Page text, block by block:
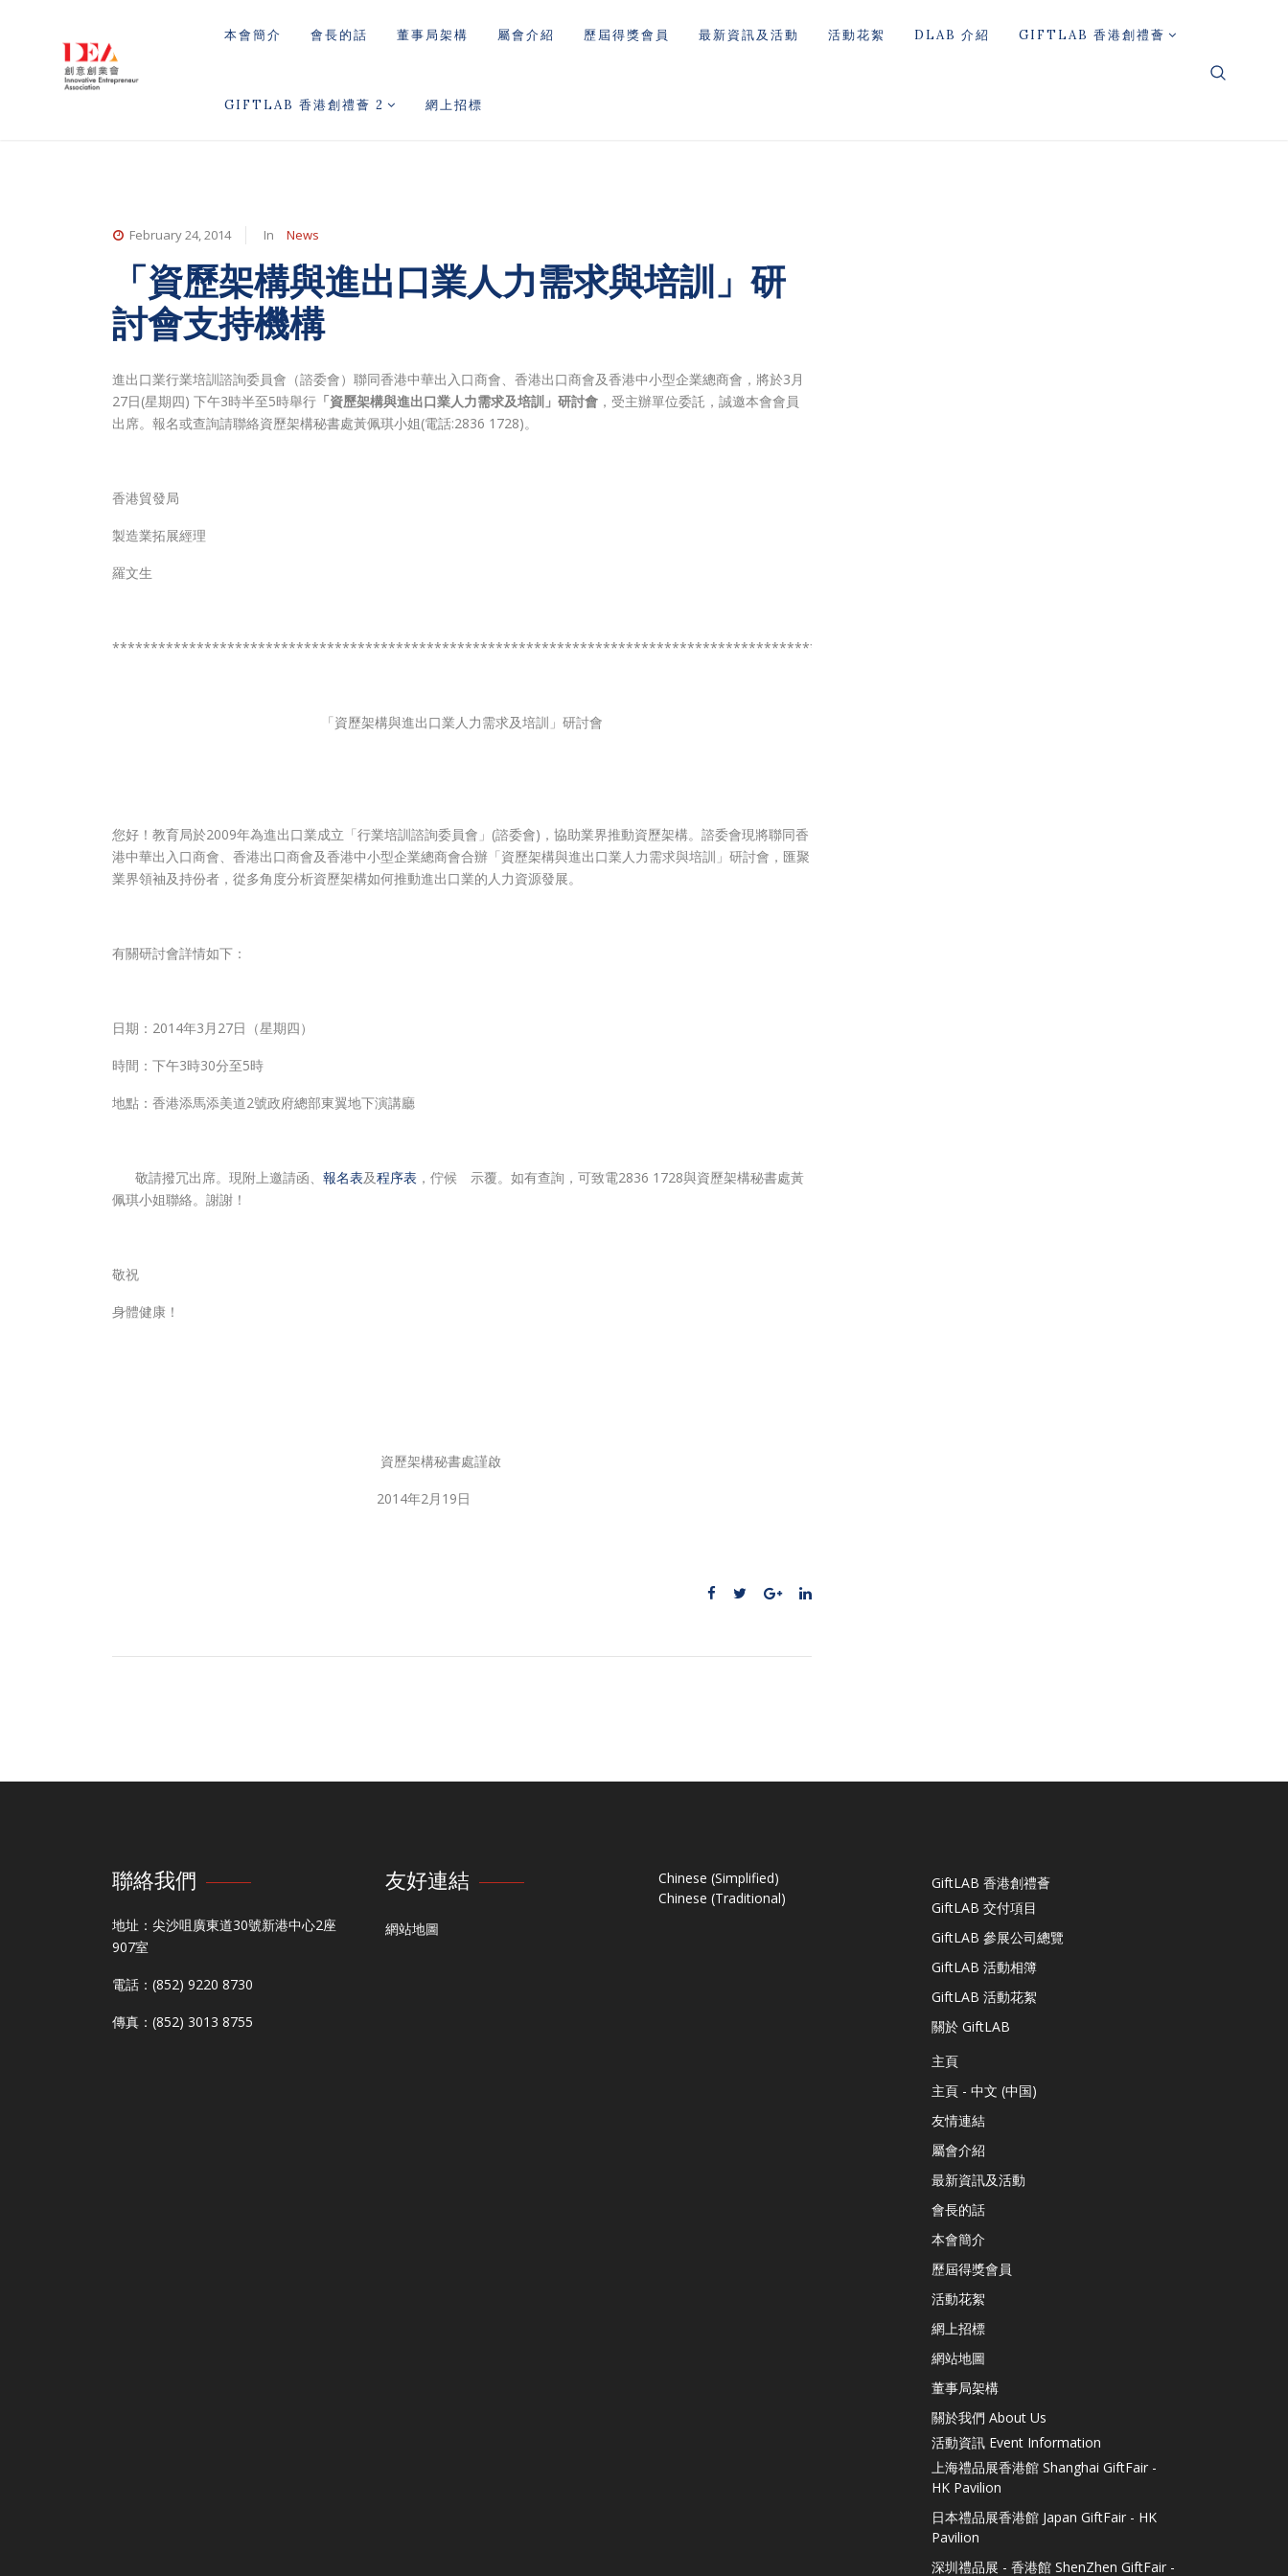
本會簡介 會長的話 董事局架構 屬會介紹 歷屆得獎會員 最新資訊及活動 活動花絮 DLAB 介紹 GIFTLAB 香港創禮薈
GIFTLAB 香港創禮薈 2 網上招標
February 24, 2014 In News
「資歷架構與進出口業人力需求與培訓」研
討會支持機構
進出口業行業培訓諮詢委員會（諮委會）聯同香港中華出入口商會、香港出口商會及香港中小型企業總商會，將於3月
27日(星期四) 下午3時半至5時舉行 「資歷架構與進出口業人力需求及培訓」研討會 ，受主辦單位委託，誠邀本會會員
出席。報名或查詢請聯絡資歷架構秘書處黃佩琪小姐(電話:2836 1728)。
香港貿發局
製造業拓展經理
羅文生
「資歷架構與進出口業人力需求及培訓」研討會
您好！教育局於2009年為進出口業成立「行業培訓諮詢委員會」(諮委會)，協助業界推動資歷架構。諮委會現將聯同香
港中華出入口商會、香港出口商會及香港中小型企業總商會合辦「資歷架構與進出口業人力需求與培訓」研討會，匯聚
業界領袖及持份者，從多角度分析資歷架構如何推動進出口業的人力資源發展。
有關研討會詳情如下：
日期：2014年3月27日（星期四）
時間：下午3時30分至5時
地點：香港添馬添美道2號政府總部東翼地下演講廳
敬請撥冗出席。現附上邀請函、 報名表及程序表 ，佇候 示覆。如有查詢，可致電2836 1728與資歷架構秘書處黃
佩琪小姐聯絡。謝謝！
敬祝
身體健康！
資歷架構秘書處謹啟
2014年2月19日
聯絡我們
地址：尖沙咀廣東道30號新港中心2座
907室
電話：(852) 9220 8730
傳真：(852) 3013 8755
友好連結
網站地圖
Chinese (Simplified)
Chinese (Traditional)
GiftLAB 香港創禮薈
GiftLAB 交付項目
GiftLAB 參展公司總覽
GiftLAB 活動相簿
GiftLAB 活動花絮
關於 GiftLAB
主頁
主頁 - 中文 (中国)
友情連結
屬會介紹
最新資訊及活動
會長的話
本會簡介
歷屆得獎會員
活動花絮
網上招標
網站地圖
董事局架構
關於我們 About Us
活動資訊 Event Information
上海禮品展香港館 Shanghai GiftFair -
HK Pavilion
日本禮品展香港館 Japan GiftFair - HK
Pavilion
深圳禮品展 - 香港館 ShenZhen GiftFair -